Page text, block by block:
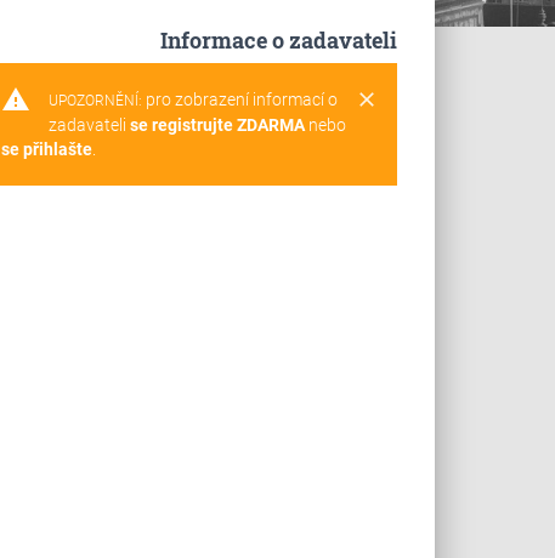
Informace o zadavateli
warning clear
UPOZORNĚNÍ: pro zobrazení informací o
zadavateli se registrujte ZDARMAnebo
se přihlašte.